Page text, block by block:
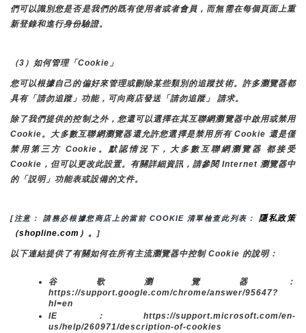
們可以識別您是否是我們的既有使用者或者會員，而無需在每個頁面上重
新登錄和進行身份驗證。
（3）如何管理「Cookie」
您可以根據自己的偏好來管理或刪除某些類別的追蹤技術。許多瀏覽器都
具有「請勿追蹤」功能，可向商店發送「請勿追蹤」 請求。
除了我們提供的控制之外，您還可以選擇在其互聯網瀏覽器中啟用或禁用
Cookie。大多數互聯網瀏覽器還允許您選擇是禁用所有 Cookie 還是僅
禁用第三方 Cookie。默認情況下，大多數互聯網瀏覽器 都接受
Cookie，但可以更改此設置。有關詳細資訊，請參閱 Internet 瀏覽器中
的「説明」功能表或設備的文件。
[注意： 請務必根據您商店上的當前 COOKIE 清單檢查此列表： 隱私政策
（shopline.com）。
]
以下連結提供了有關如何在所有主流瀏覽器中控制 Cookie 的說明：
谷歌瀏覽器：
https://support.google.com/chrome/answer/95647?
hl=en
IE：https://support.microsoft.com/en-
us/help/260971/description-of-cookies